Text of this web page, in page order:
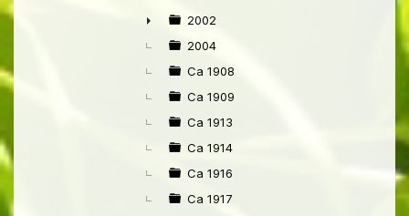
►
►
2002
2004
Ca 1908
Ca 1909
Ca 1913
Ca 1914
Ca 1916
Ca 1917